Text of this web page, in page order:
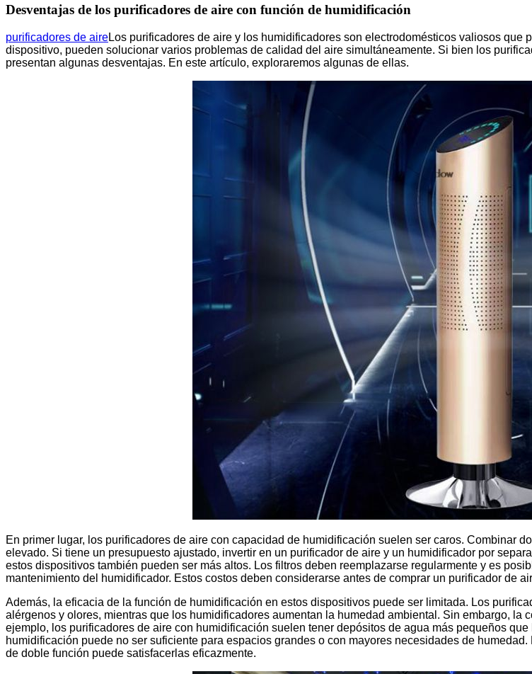
Desventajas de los purificadores de aire con función de humidificación
purificadores de aireLos purificadores de aire y los humidificadores son electrodomésticos valiosos
dispositivo, pueden solucionar varios problemas de calidad del aire simultáneamente. Si bien los
presentan algunas desventajas. En este artículo, exploraremos algunas de ellas.
En primer lugar, los purificadores de aire con capacidad de humidificación suelen ser caros. Combinar
elevado. Si tiene un presupuesto ajustado, invertir en un purificador de aire y un humidificador por
estos dispositivos también pueden ser más altos. Los filtros deben reemplazarse regularmente y es
mantenimiento del humidificador. Estos costos deben considerarse antes de comprar un purificador de
Además, la eficacia de la función de humidificación en estos dispositivos puede ser limitada. Los
alérgenos y olores, mientras que los humidificadores aumentan la humedad ambiental. Sin embargo,
ejemplo, los purificadores de aire con humidificación suelen tener depósitos de agua más pequeños
humidificación puede no ser suficiente para espacios grandes o con mayores necesidades de
de doble función puede satisfacerlas eficazmente.